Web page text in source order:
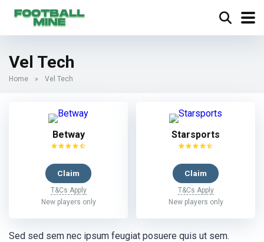
Vel Tech
Home » Vel Tech
Betway
Claim
T&Cs Apply
New players only
Starsports
Claim
T&Cs Apply
New players only
Sed sed sem nec ipsum feugiat posuere quis ut sem.